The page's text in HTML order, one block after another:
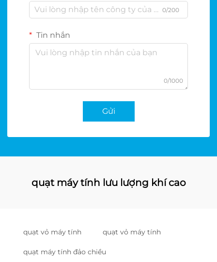
0/200
Tin nhắn
0/1000
Gửi
quạt máy tính lưu lượng khí cao
quạt vỏ máy tính quạt vỏ máy tính
quạt máy tính đảo chiều